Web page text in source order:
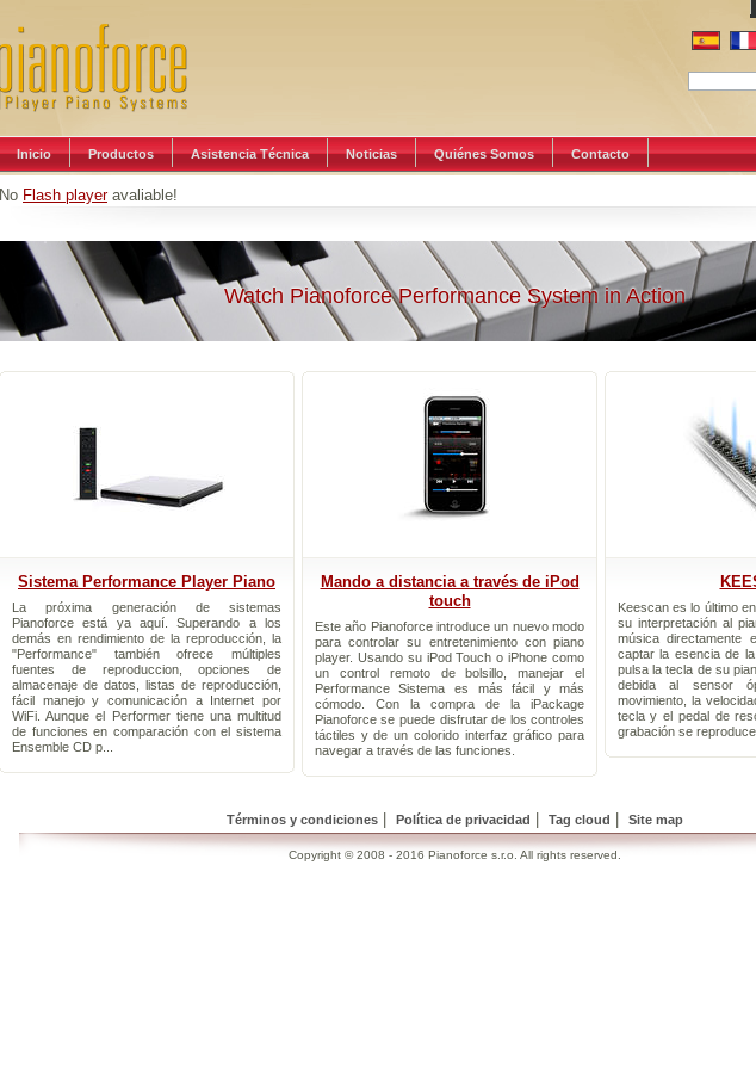
Inicio Productos Asistencia Técnica Noticias Quiénes Somos Contacto
No Flash playeravaliable!
Watch Pianoforce Performance System in Action
Sistema Performance Player Piano
La próxima generación de sistemas
Pianoforce está ya aquí. Superando a los
demás en rendimiento de la reproducción, la
"Performance" también ofrece múltiples
fuentes de reproduccion, opciones de
almacenaje de datos, listas de reproducción,
fácil manejo y comunicación a Internet por
WiFi. Aunque el Performer tiene una multitud
de funciones en comparación con el sistema
Ensemble CD p...
Mando a distancia a través de iPod
touch
Este año Pianoforce introduce un nuevo modo
para controlar su entretenimiento con piano
player. Usando su iPod Touch o iPhone como
un control remoto de bolsillo, manejar el
Performance Sistema es más fácil y más
cómodo. Con la compra de la iPackage
Pianoforce se puede disfrutar de los controles
táctiles y de un colorido interfaz gráfico para
navegar a través de las funciones.
Keescan es lo último
su interpretación al
música directamente
captar la esencia de
pulsa la tecla de su
debida al sensor
movimiento, la
tecla y el pedal de
grabación se reproduce
Términos y condiciones| Política de privacidad Tag cloud Site map
Copyright © 2008 - 2016 Pianoforce s.r.o. All rights reserved.